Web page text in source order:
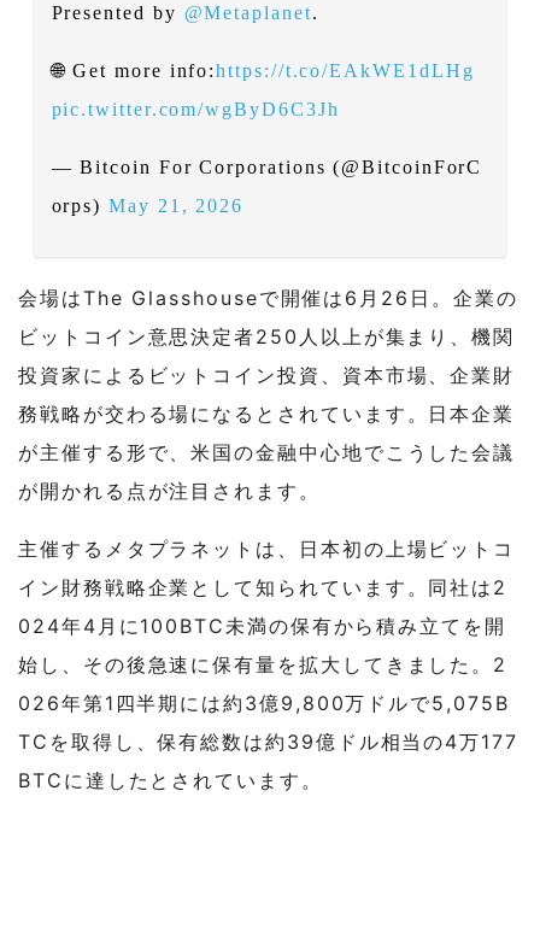
Presented by @Metaplanet.
🌐 Get more info:https://t.co/EAkWE1dLHg
pic.twitter.com/wgByD6C3Jh
— Bitcoin For Corporations (@BitcoinForC
orps)May 21, 2026
会場はThe Glasshouseで開催は6月26日。企業の
ビットコイン意思決定者250人以上が集まり、機関
投資家によるビットコイン投資、資本市場、企業財
務戦略が交わる場になるとされています。日本企業
が主催する形で、米国の金融中心地でこうした会議
が開かれる点が注目されます。
主催するメタプラネットは、日本初の上場ビットコ
イン財務戦略企業として知られています。同社は2
024年4月に100BTC未満の保有から積み立てを開
始し、その後急速に保有量を拡大してきました。2
026年第1四半期には約3億9,800万ドルで5,075B
TCを取得し、保有総数は約39億ドル相当の4万177
BTCに達したとされています。